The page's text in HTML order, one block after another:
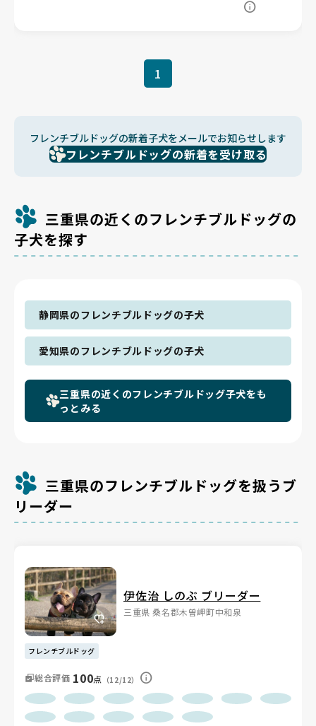
1
フレンチブルドッグの新着子犬をメールでお知らせします
フレンチブルドッグの新着を受け取る
三重県の近くのフレンチブルドッグの
子犬を探す
静岡県のフレンチブルドッグの子犬
愛知県のフレンチブルドッグの子犬
三重県の近くのフレンチブルドッグ子犬をも
っとみる
三重県のフレンチブルドッグを扱うブ
リーダー
伊佐治 しのぶ ブリーダー
三重県 桑名郡木曽岬町中和泉
フレンチブルドッグ
総合評価 100点 （12/12）